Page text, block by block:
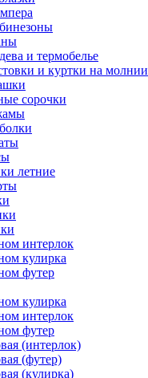
и термобелье
и куртки на молнии
сорочки
летние
интерлок
кулирка
футер
кулирка
интерлок
футер
(интерлок)
(футер)
(кулирка)